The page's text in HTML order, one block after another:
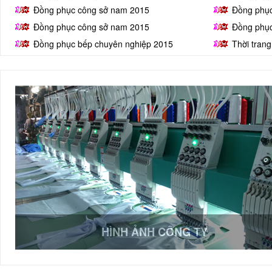
Đồng phục công sở nam 2015
Đồng
Đồng phục công sở nam 2015
Đồng
Đồng phục bếp chuyên nghiệp 2015
Thời
HÌNH ẢNH CÔNG TY